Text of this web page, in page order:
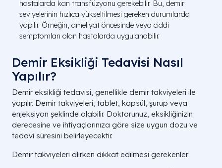
hastalarda kan transfüzyonu gerekebilir. Bu, demir
seviyelerinin hızlıca yükseltilmesi gereken durumlarda
yapılır. Örneğin, ameliyat öncesinde veya ciddi
semptomları olan hastalarda uygulanabilir.
Demir Eksikliği Tedavisi Nasıl
Yapılır?
Demir eksikliği tedavisi, genellikle demir takviyeleri ile
yapılır. Demir takviyeleri, tablet, kapsül, şurup veya
enjeksiyon şeklinde olabilir. Doktorunuz, eksikliğinizin
derecesine ve ihtiyaçlarınıza göre size uygun dozu ve
tedavi süresini belirleyecektir.
Demir takviyeleri alırken dikkat edilmesi gerekenler: